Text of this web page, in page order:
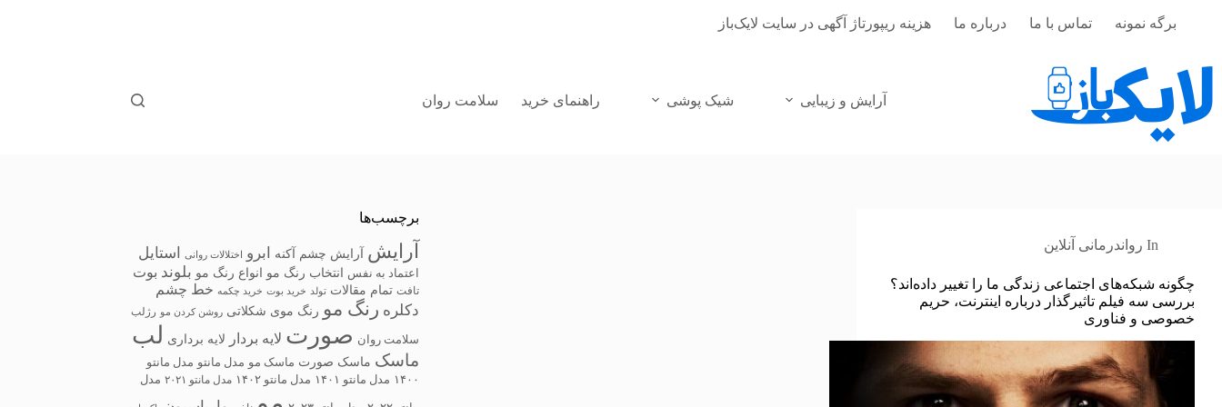
برگه نمونه تماس با ما درباره ما هزینه ریپورتاژ آگهی در سایت لایک‌باز
آرایش و زیبایی شیک پوشی راهنمای خرید سلامت روان
In رواندرمانی آنلاین
چگونه شبکه‌های اجتماعی زندگی ما را تغییر داده‌اند؟
بررسی سه فیلم تاثیرگذار درباره اینترنت، حریم
خصوصی و فناوری
برچسب‌ها
آرایش آرایش چشم آکنه ابرو اختلالات روانی استایل
اعتماد به نفس انتخاب رنگ مو انواع رنگ مو بلوند بوت
تافت تمام مقالات تولد خرید بوت خرید چکمه خط چشم
دکلره رنگ مو رنگ موی شکلاتی روشن کردن مو رژلب
سلامت روان صورت لایه بردار لایه برداری لب
ماسک ماسک صورت ماسک مو مدل مانتو مدل مانتو
۱۴۰۰ مدل مانتو ۱۴۰۱ مدل مانتو ۱۴۰۲ مدل مانتو ۲۰۲۱ مدل